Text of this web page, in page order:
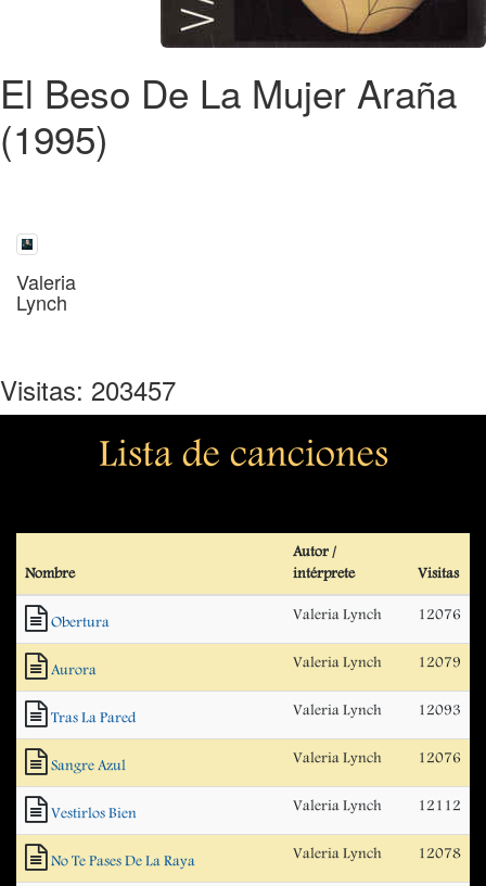
El Beso De La Mujer Araña
(1995)
Valeria
Lynch
Visitas: 203457
Lista de canciones
Nombre
Autor /
intérprete
Visitas
Obertura Valeria Lynch 12076
Aurora Valeria Lynch 12079
Tras La Pared Valeria Lynch 12093
Sangre Azul Valeria Lynch 12076
Vestirlos Bien Valeria Lynch 12112
No Te Pases De La Raya Valeria Lynch 12078